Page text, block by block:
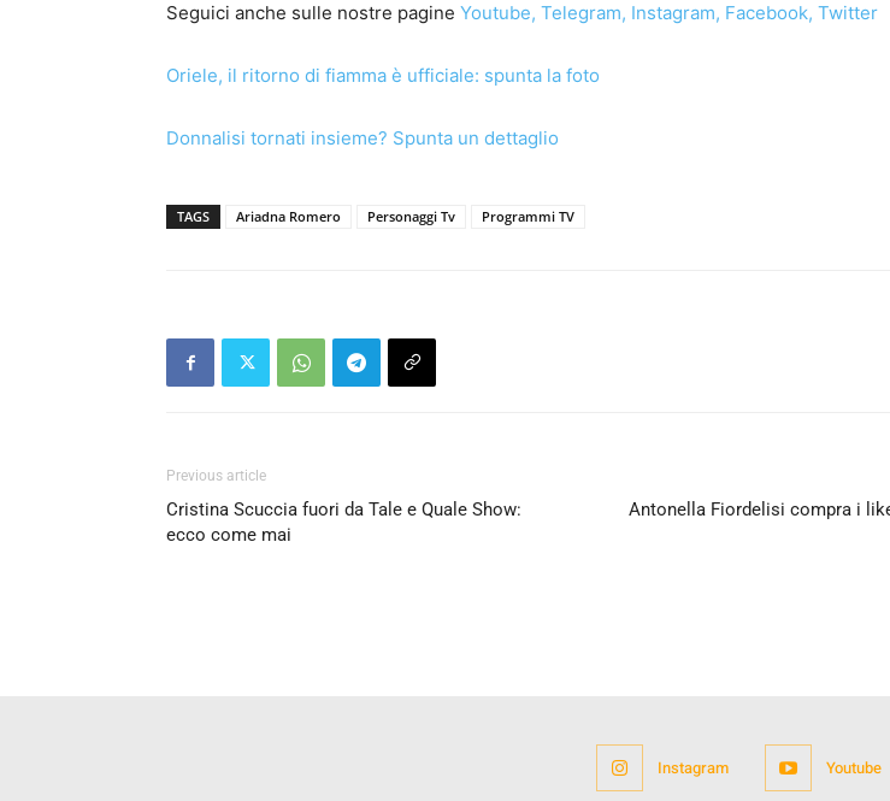
Seguici anche sulle nostre pagine Youtube, Telegram, Instagram, Facebook, Twitter
Oriele, il ritorno di fiamma è ufficiale: spunta la foto
Donnalisi tornati insieme? Spunta un dettaglio
TAGS Ariadna Romero Personaggi Tv Programmi TV
Previous article
Cristina Scuccia fuori da Tale e Quale Show:
ecco come mai
Antonella Fiordelisi compra i
Instagram Youtube